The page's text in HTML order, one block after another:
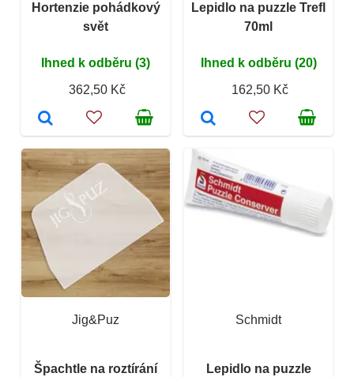
Hortenzie pohádkový
svět
Ihned k odběru (3)
362,50 Kč
Lepidlo na puzzle Trefl
70ml
Ihned k odběru (20)
162,50 Kč
Jig&Puz
Špachtle na roztírání
Schmidt
Lepidlo na puzzle